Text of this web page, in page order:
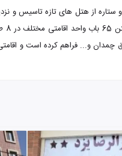
و... فراهم کرده است و